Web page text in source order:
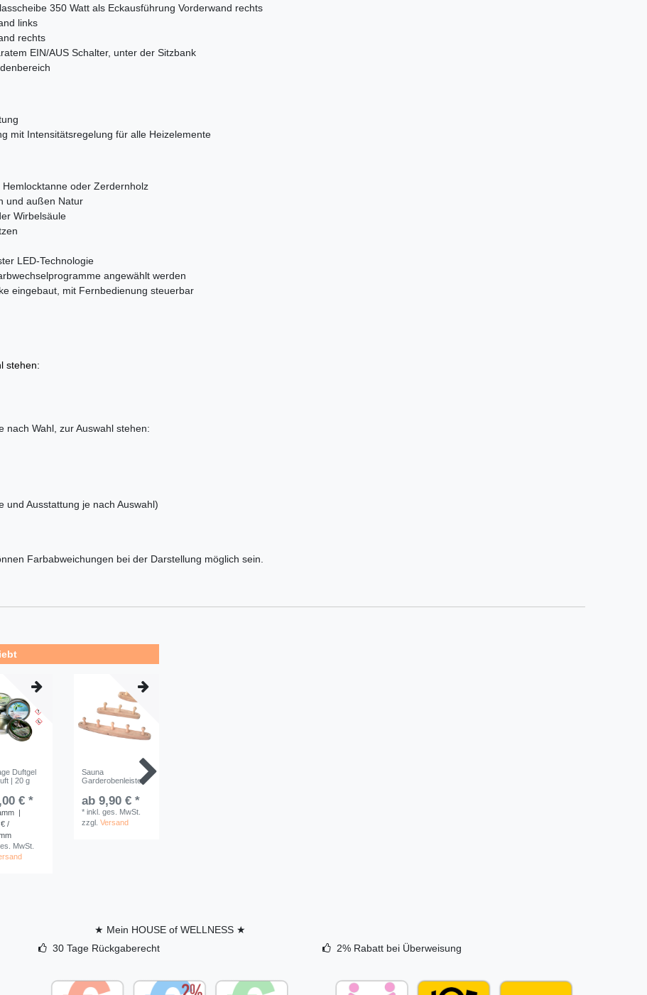
350 Watt als Eckausführung Vorderwand rechts
links
rechts
EIN/AUS Schalter, unter der Sitzbank
mit Intensitätsregelung für alle Heizelemente
oder Zerdernholz
und außen Natur
Wirbelsäule
LED-Technologie
angewählt werden
eingebaut, mit Fernbedienung steuerbar
stehen:
nach Wahl, zur Auswahl stehen:
und Ausstattung je nach Auswahl)
Farbabweichungen bei der Darstellung möglich sein.
Duftgel
| 20 g
€ *
|
/
MwSt.
Sauna
Garderobenleiste
ab 9,90 € *
*inkl. ges. MwSt.
zzgl.Versand
★ Mein HOUSE of WELLNESS ★
30 Tage Rückgaberecht 2% Rabatt bei Überweisung